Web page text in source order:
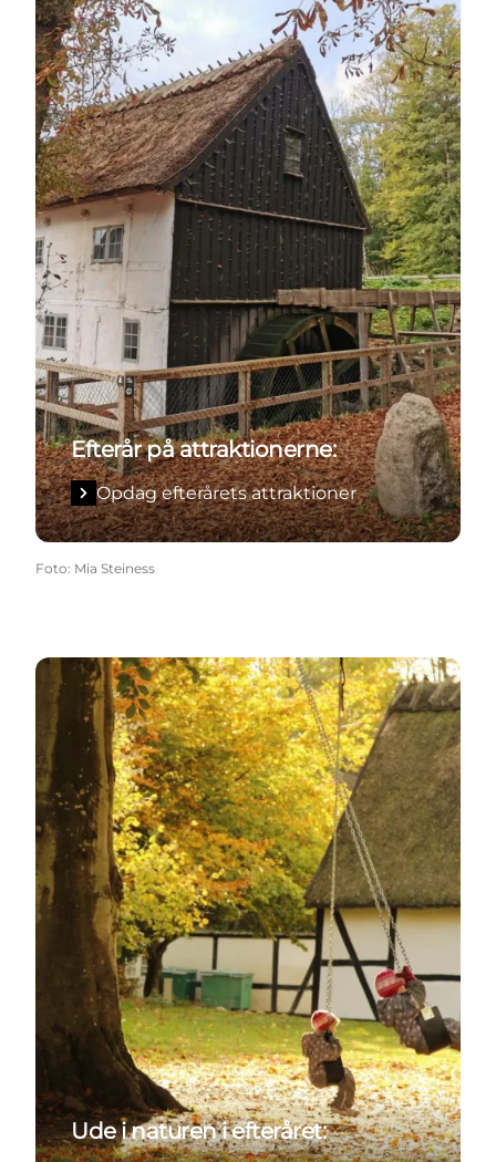
Efterår på attraktionerne:
Opdag efterårets attraktioner
Foto: Mia Steiness
Tag på udendørs efterårsoplevelser!
Ude i naturen i efteråret: